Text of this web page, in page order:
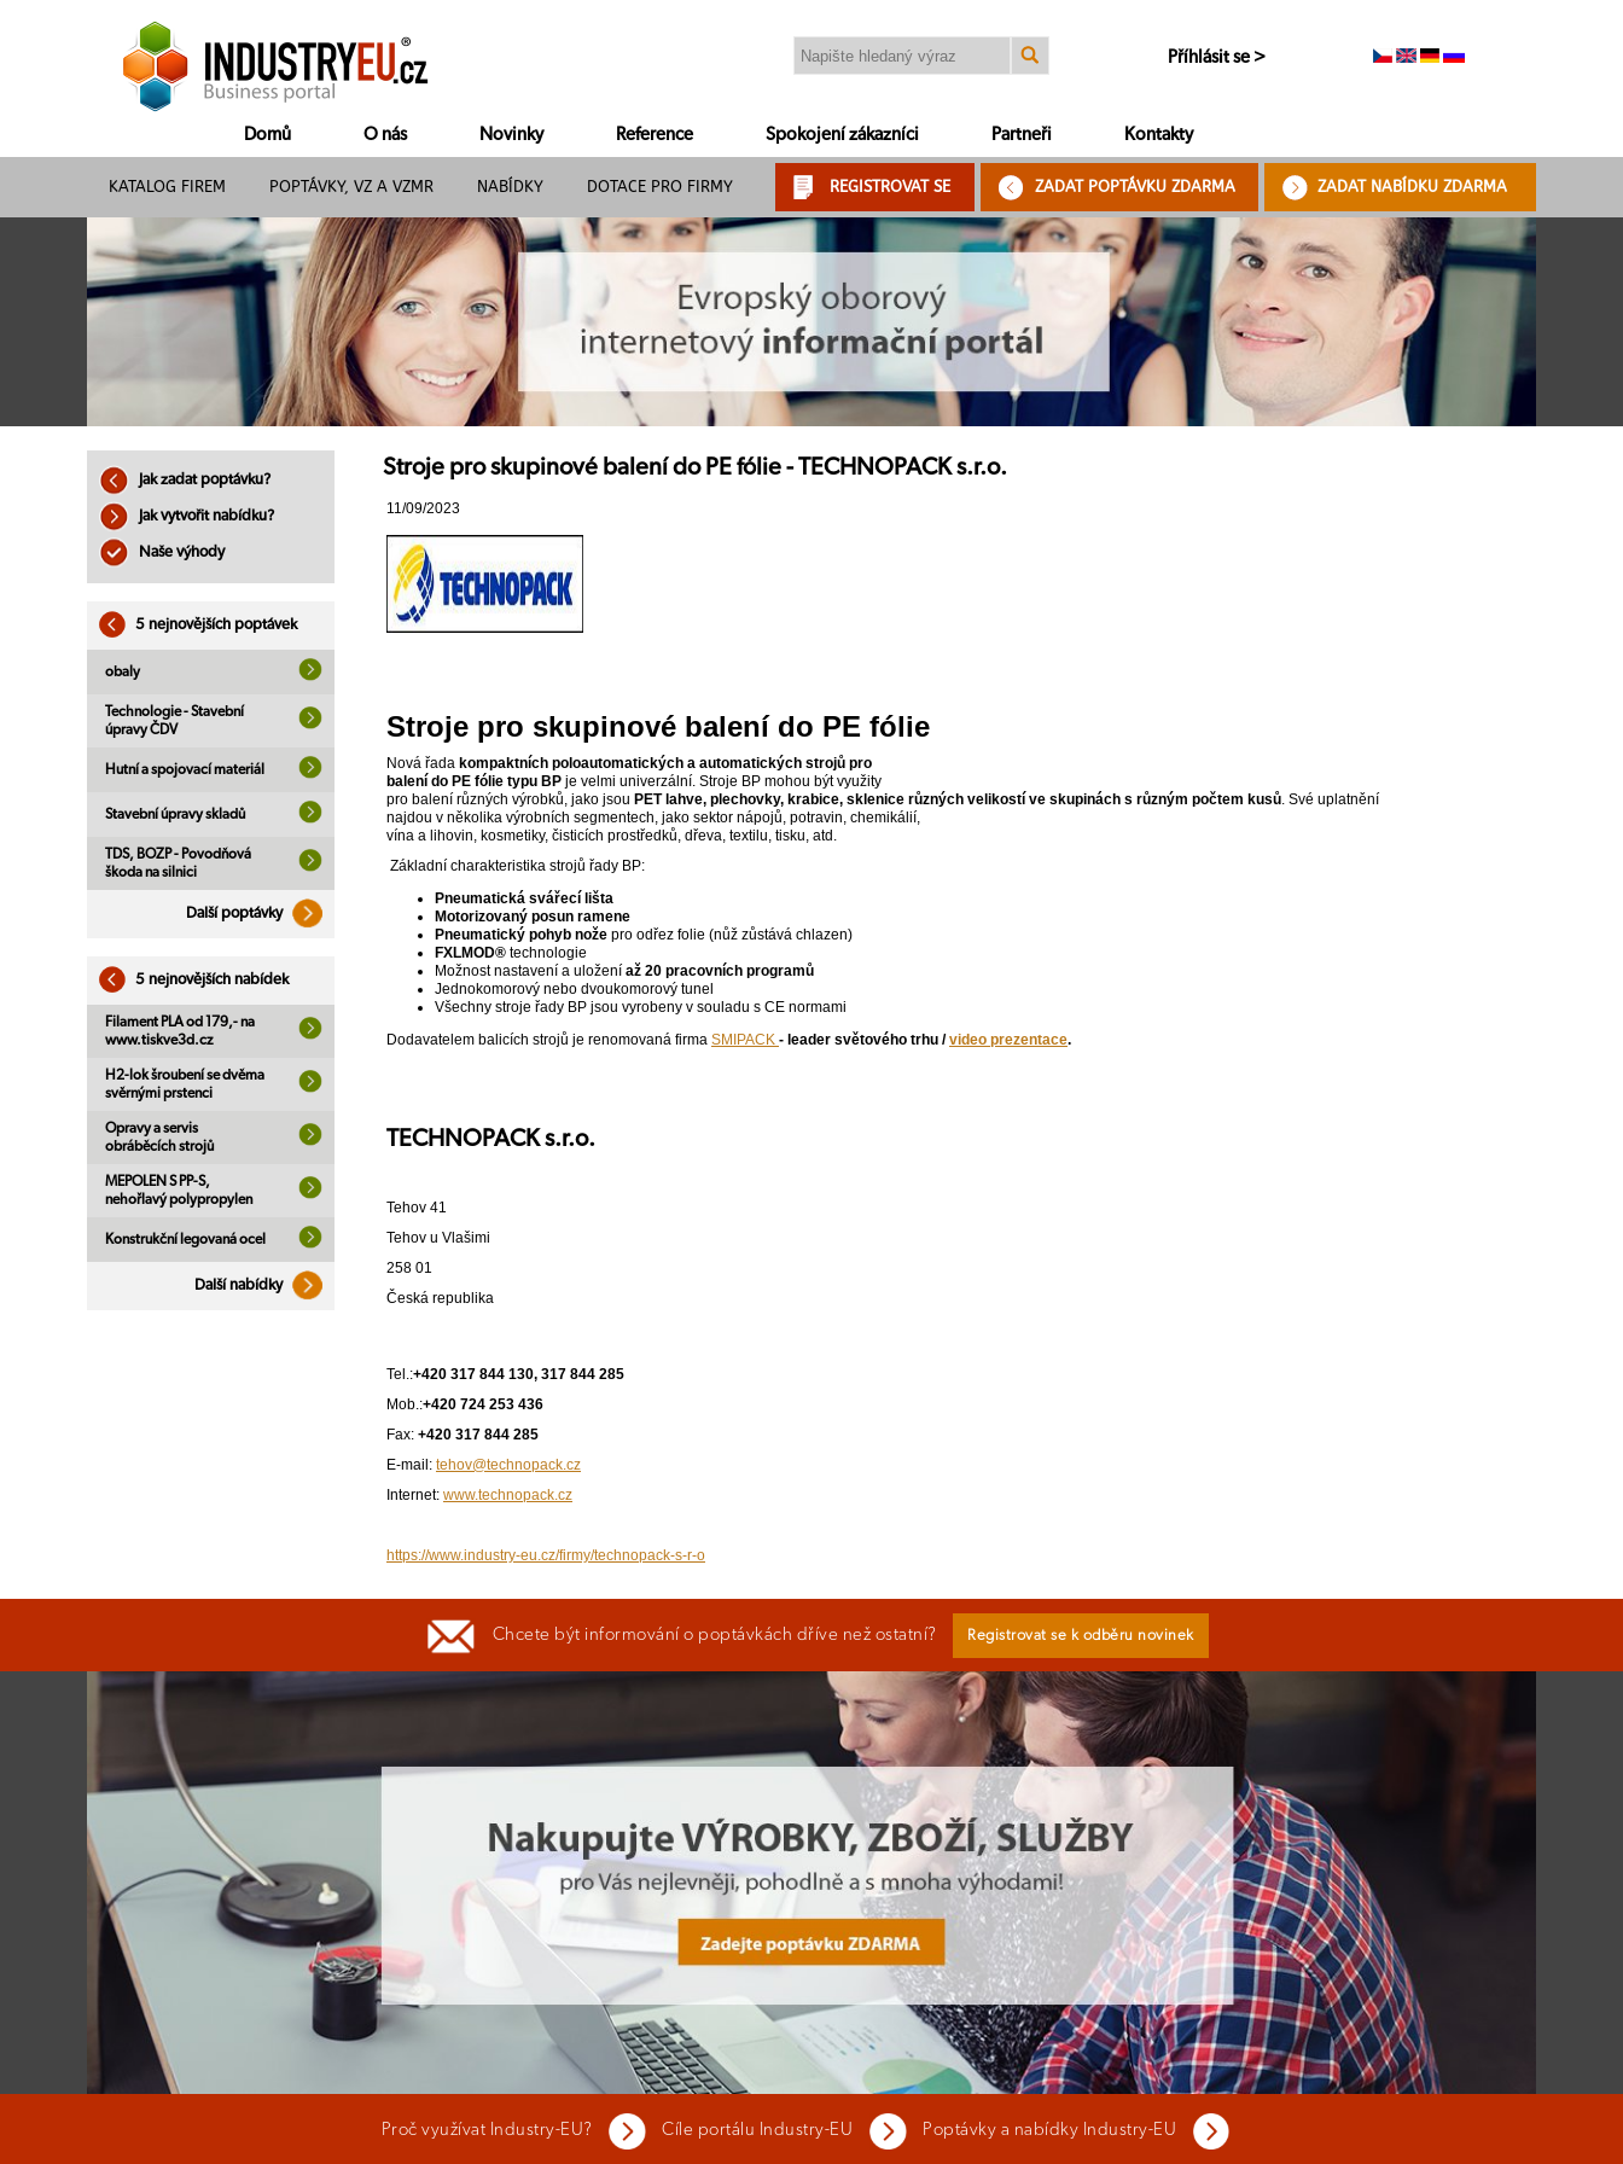
Příhlásit se >
Domů O nás Novinky Reference Spokojení zákazníci Partneři Kontakty
KATALOG FIREM POPTÁVKY, VZ A VZMR NABÍDKY DOTACE PRO FIRMY REGISTROVAT SE ZADAT POPTÁVKU ZDARMA ZADAT NABÍDKU ZDARMA
Jak zadat poptávku?
Jak vytvořit nabídku?
Naše výhody
5 nejnovějších poptávek
obaly
Technologie - Stavební
úpravy ČDV
Hutní a spojovací materiál
Stavební úpravy skladů
TDS, BOZP - Povodňová
škoda na silnici
Další poptávky
5 nejnovějších nabídek
Filament PLA od 179,- na
www.tiskve3d.cz
H2-lok šroubení se dvěma
svěrnými prstenci
Opravy a servis
obráběcích strojů
MEPOLEN S PP-S,
nehořlavý polypropylen
Konstrukční legovaná ocel
Další nabídky
Stroje pro skupinové balení do PE fólie - TECHNOPACK s.r.o.
11/09/2023
Stroje pro skupinové balení do PE fólie
Nová řada kompaktních poloautomatických a automatických strojů pro
balení do PE fólie typu BP je velmi univerzální. Stroje BP mohou být využity
pro balení různých výrobků, jako jsou PET lahve, plechovky, krabice, sklenice různých velikostí ve skupinách s různým počtem kusů. Své uplatnění
najdou v několika výrobních segmentech, jako sektor nápojů, potravin, chemikálií,
vína a lihovin, kosmetiky, čisticích prostředků, dřeva, textilu, tisku, atd.
Základní charakteristika strojů řady BP:
Pneumatická svářecí lišta
Motorizovaný posun ramene
Pneumatický pohyb nože pro odřez folie (nůž zůstává chlazen)
FXLMOD® technologie
Možnost nastavení a uložení až 20 pracovních programů
Jednokomorový nebo dvoukomorový tunel
Všechny stroje řady BP jsou vyrobeny v souladu s CE normami
Dodavatelem balicích strojů je renomovaná firma SMIPACK - leader světového trhu /video prezentace.
TECHNOPACK s.r.o.
Tehov 41
Tehov u Vlašimi
258 01
Česká republika
Tel.:+420 317 844 130, 317 844 285
Mob.:+420 724 253 436
Fax: +420 317 844 285
E-mail: tehov@technopack.cz
Internet: www.technopack.cz
https://www.industry-eu.cz/firmy/technopack-s-r-o
Chcete být informování o poptávkách dříve než ostatní? Registrovat se k odběru novinek
Proč využívat Industry-EU? Cíle portálu Industry-EU Poptávky a nabídky Industry-EU